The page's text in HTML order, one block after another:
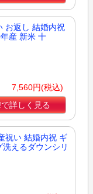
お返し 結婚内祝
産 新米 十
7,560円(税込)
詳しく見る
祝い 結婚内祝 ギ
えるダウンシリ